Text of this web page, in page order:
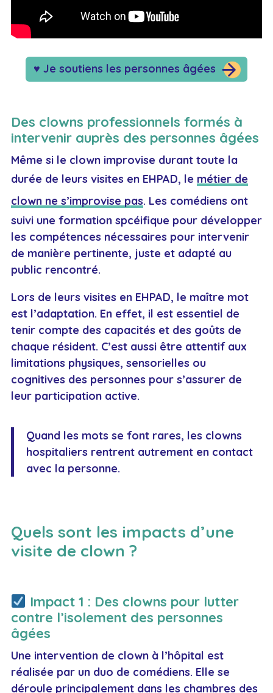
♥ Je soutiens les personnes âgées
Des clowns professionnels formés à
intervenir auprès des personnes âgées
Même si le clown improvise durant toute la
durée de leurs visites en EHPAD, le métier de
clown ne s’improvise pas. Les comédiens ont
suivi une formation spcéifique pour développer
les compétences nécessaires pour intervenir
de manière pertinente, juste et adapté au
public rencontré.
Lors de leurs visites en EHPAD, le maître mot
est l’adaptation. En effet, il est essentiel de
tenir compte des capacités et des goûts de
chaque résident. C’est aussi être attentif aux
limitations physiques, sensorielles ou
cognitives des personnes pour s’assurer de
leur participation active.
Quand les mots se font rares, les clowns
hospitaliers rentrent autrement en contact
avec la personne.
Quels sont les impacts d’une
visite de clown ?
Impact 1 : Des clowns pour lutter
contre l’isolement des personnes
âgées
Une intervention de clown à l’hôpital est
réalisée par un duo de comédiens. Elle se
déroule principalement dans les chambres des